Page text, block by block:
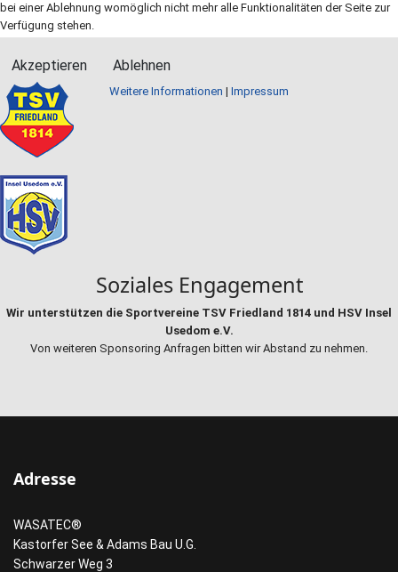
Soziales Engagement
Wir unterstützen die Sportvereine TSV Friedland 1814 und HSV Insel
Usedom e.V.
Von weiteren Sponsoring Anfragen bitten wir Abstand zu nehmen.
Adresse
WASATEC®
Kastorfer See & Adams Bau U.G.
Schwarzer Weg 3
bei einer Ablehnung womöglich nicht mehr alle Funktionalitäten der Seite zur
Verfügung stehen.
Akzeptieren Ablehnen
Weitere Informationen | Impressum